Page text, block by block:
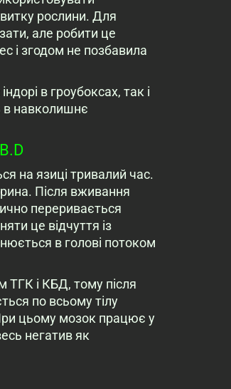
рослини. Для
але робити це
і згодом не позбавила
в гроубоксах, так і
в навколишнє
на язиці тривалий час.
Після вживання
переривається
це відчуття із
в голові потоком
ТГК і КБД, тому після
по всьому тілу
цьому мозок працює у
негатив як